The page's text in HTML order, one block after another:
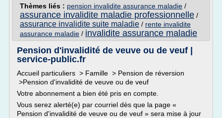
Thèmes liés : pension invalidite assurance maladie /
assurance invalidite maladie professionnelle /
assurance invalidite suite maladie / rente invalidite
assurance maladie / invalidite assurance maladie
Pension d'invalidité de veuve ou de veuf |
service-public.fr
Accueil particuliers > Famille > Pension de réversion
>Pension d'invalidité de veuve ou de veuf
Votre abonnement a bien été pris en compte.
Vous serez alerté(e) par courriel dès que la page «
Pension d'invalidité de veuve ou de veuf » sera mise à jour